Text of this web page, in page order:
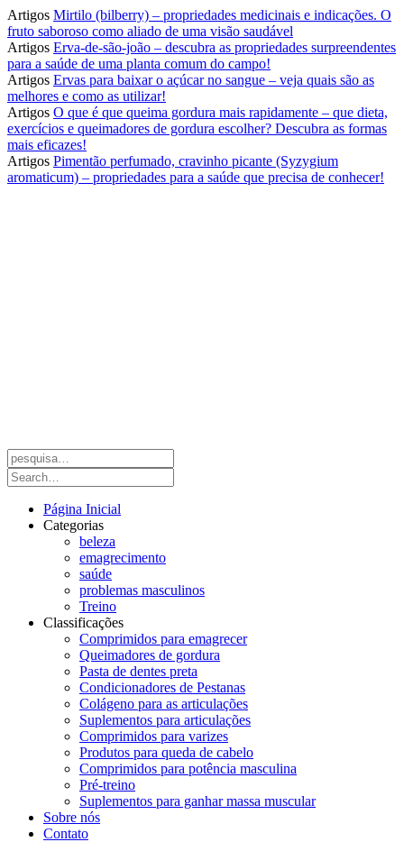
Artigos Mirtilo (bilberry) – propriedades medicinais e indicações. O
fruto saboroso como aliado de uma visão saudável
Artigos Erva-de-são-joão – descubra as propriedades surpreendentes
para a saúde de uma planta comum do campo!
Artigos Ervas para baixar o açúcar no sangue – veja quais são as
melhores e como as utilizar!
Artigos O que é que queima gordura mais rapidamente – que dieta,
exercícios e queimadores de gordura escolher? Descubra as formas
mais eficazes!
Artigos Pimentão perfumado, cravinho picante (Syzygium
aromaticum) – propriedades para a saúde que precisa de conhecer!
Página Inicial
Categorias
beleza
emagrecimento
saúde
problemas masculinos
Treino
Classificações
Comprimidos para emagrecer
Queimadores de gordura
Pasta de dentes preta
Condicionadores de Pestanas
Colágeno para as articulações
Suplementos para articulações
Comprimidos para varizes
Produtos para queda de cabelo
Comprimidos para potência masculina
Pré-treino
Suplementos para ganhar massa muscular
Sobre nós
Contato